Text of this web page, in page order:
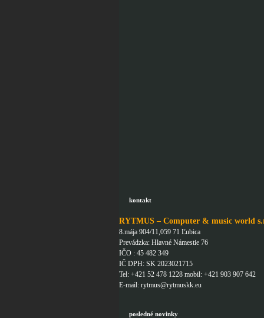
kontakt
RYTMUS – Computer & music world
8.mája 904/11,059 71 Ľubica
Prevádzka: Hlavné Námestie 76
IČO : 45 482 349
IČ DPH: SK 2023021715
Tel: +421 52 478 1228 mobil: +421 903 907 642
E-mail: rytmus@rytmuskk.eu
posledné novinky